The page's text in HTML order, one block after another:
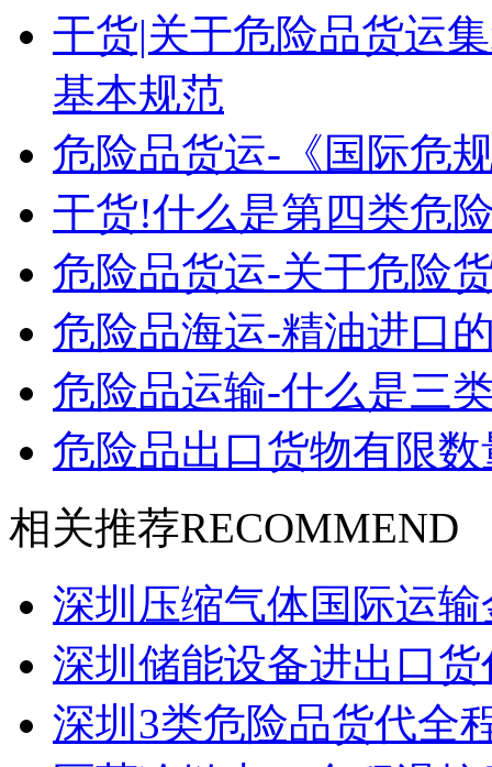
干货|关于危险品货运
基本规范
危险品货运-《国际危
干货!什么是第四类危
危险品货运-关于危险
危险品海运-精油进口
危险品运输-什么是三
危险品出口货物有限
相关推荐RECOMMEND
深圳压缩气体国际运
深圳储能设备进出口
深圳3类危险品货代全